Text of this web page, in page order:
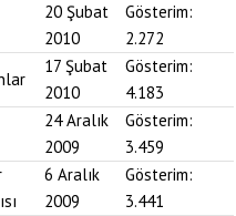
20 Şubat
2010
Gösterim:
2.272
17 Şubat
2010
Gösterim:
4.183
24 Aralık
2009
Gösterim:
3.459
6 Aralık
2009
Gösterim:
3.441